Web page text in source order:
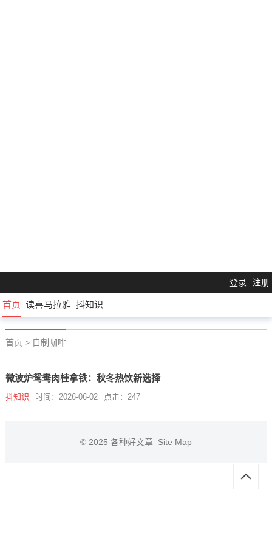
登录 注册
首页 读喜马拉雅 抖知识
首页 > 自制咖啡
微波炉鸳鸯肉桂拿铁：秋冬热饮新选择
抖知识 时间：2026-06-02 点击：247
© 2025 各种好文章 Site Map